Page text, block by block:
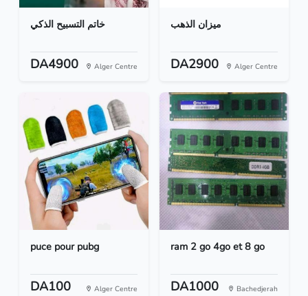
خاتم التسبيح الذكي
DA4900 Alger Centre
ميزان الذهب
DA2900 Alger Centre
puce pour pubg
DA100 Alger Centre
ram 2 go 4go et 8 go
DA1000 Bachedjerah